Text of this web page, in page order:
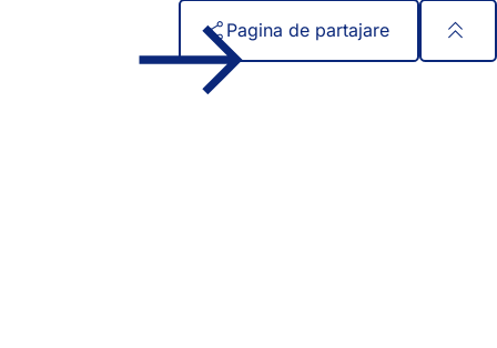
Pagina de partajare